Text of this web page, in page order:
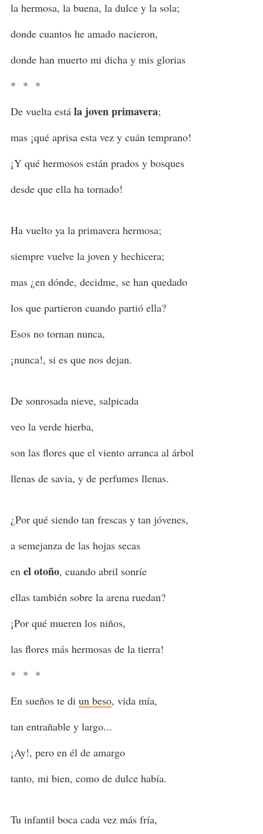
la hermosa, la buena, la dulce y la sola;
donde cuantos he amado nacieron,
donde han muerto mi dicha y mis glorias
* * *
De vuelta está la joven primavera;
mas ¡qué aprisa esta vez y cuán temprano!
¡Y qué hermosos están prados y bosques
desde que ella ha tornado!
Ha vuelto ya la primavera hermosa;
siempre vuelve la joven y hechicera;
mas ¿en dónde, decidme, se han quedado
los que partieron cuando partió ella?
Esos no tornan nunca,
¡nunca!, si es que nos dejan.
De sonrosada nieve, salpicada
veo la verde hierba,
son las flores que el viento arranca al árbol
llenas de savia, y de perfumes llenas.
¿Por qué siendo tan frescas y tan jóvenes,
a semejanza de las hojas secas
en el otoño, cuando abril sonríe
ellas también sobre la arena ruedan?
¡Por qué mueren los niños,
las flores más hermosas de la tierra!
* * *
En sueños te di un beso, vida mía,
tan entrañable y largo...
¡Ay!, pero en él de amargo
tanto, mi bien, como de dulce había.
Tu infantil boca cada vez más fría,